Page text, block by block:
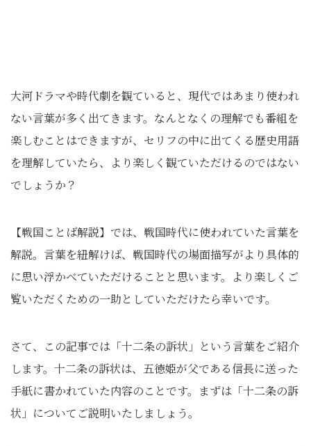
⼤河ドラマや時代劇を観ていると、現代ではあまり使われ
ない⾔葉が多く出てきます。なんとなくの理解でも番組を
楽しむことはできますが、セリフの中に出てくる歴史⽤語
を理解していたら、より楽しく観ていただけるのではない
でしょうか？
【戦国ことば解説】では、戦国時代に使われていた⾔葉を
解説。⾔葉を紐解けば、戦国時代の場⾯描写がより具体的
に思い浮かべていただけることと思います。より楽しくご
覧いただくための⼀助としていただけたら幸いです。
さて、この記事では「十二条の訴状」という言葉をご紹介
します。十二条の訴状は、五徳姫が父である信長に送った
手紙に書かれていた内容のことです。まずは「十二条の訴
状」についてご説明いたしましょう。